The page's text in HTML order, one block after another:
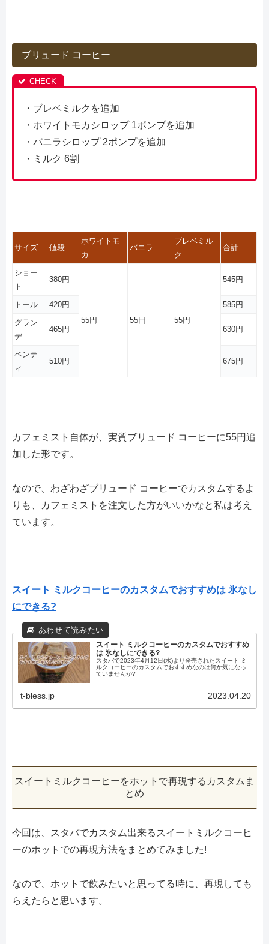
ブリュード コーヒー
・ブレベミルクを追加
・ホワイトモカシロップ 1ポンプを追加
・バニラシロップ 2ポンプを追加
・ミルク 6割
サイズ 値段
ホワイトモ
カ
バニラ
ブレベミル
ク
合計
ショー
ト
380円
55円 55円 55円
545円
トール 420円
585円
グラン
デ
465円 630円
ベンテ
ィ
510円 675円
カフェミスト自体が、実質ブリュード コーヒーに55円追
加した形です。
なので、わざわざブリュード コーヒーでカスタムするよ
りも、カフェミストを注文した方がいいかなと私は考え
ています。
スイート ミルクコーヒーのカスタムでおすすめは 氷なし
にできる?
スイート ミルクコーヒーのカスタムでおすすめ
は 氷なしにできる?
スタバで2023年4月12日(水)より発売されたスイート ミ
ルクコーヒーのカスタムでおすすめなのは何か気になっ
ていませんか?
t-bless.jp 2023.04.20
スイートミルクコーヒーをホットで再現するカスタムま
とめ
今回は、スタバでカスタム出来るスイートミルクコーヒ
ーのホットでの再現方法をまとめてみました!
なので、ホットで飲みたいと思ってる時に、再現しても
らえたらと思います。